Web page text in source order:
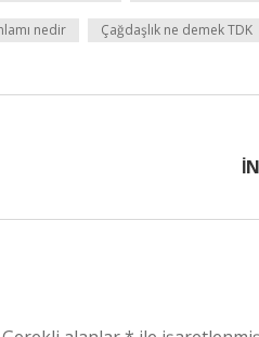
nedir Çağdaşlık ne demek TDK